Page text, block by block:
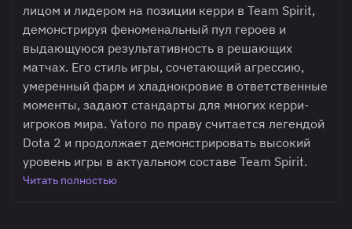
лицом и лидером на позиции керри в Team Spirit,
демонстрируя феноменальный пул героев и
выдающуюся результативность в решающих
матчах. Его стиль игры, сочетающий агрессию,
умеренный фарм и хладнокровие в ответственные
моменты, задают стандарты для многих керри-
игроков мира. Yatoro по праву считается легендой
Dota 2 и продолжает демонстрировать высокий
уровень игры в актуальном составе Team Spirit.
Читать полностью